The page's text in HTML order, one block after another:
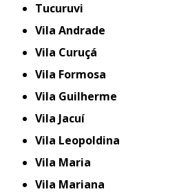
Tucuruvi
Vila Andrade
Vila Curuçá
Vila Formosa
Vila Guilherme
Vila Jacuí
Vila Leopoldina
Vila Maria
Vila Mariana